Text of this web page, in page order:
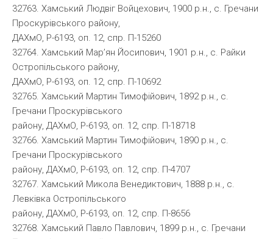
32763. Хамський Людвіг Войцехович, 1900 р.н., с. Гречани
Проскурівського району,
ДАХмО, Р-6193, оп. 12, спр. П-15260
32764. Хамський Мар’ян Йосипович, 1901 р.н., с. Райки
Остропільського району,
ДАХмО, Р-6193, оп. 12, спр. П-10692
32765. Хамський Мартин Тимофійович, 1892 р.н., с.
Гречани Проскурівського
району, ДАХмО, Р-6193, оп. 12, спр. П-18718
32766. Хамський Мартин Тимофійович, 1890 р.н., с.
Гречани Проскурівського
району, ДАХмО, Р-6193, оп. 12, спр. П-4707
32767. Хамський Микола Венедиктович, 1888 р.н., с.
Левківка Остропільського
району, ДАХмО, Р-6193, оп. 12, спр. П-8656
32768. Хамський Павло Павлович, 1899 р.н., с. Гречани